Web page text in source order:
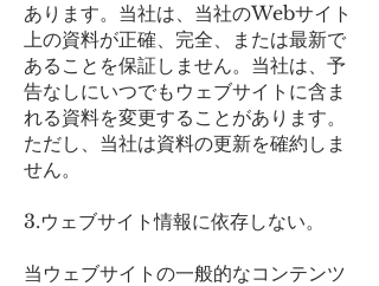
あります。当社は、当社のWebサイト
上の資料が正確、完全、または最新で
あることを保証しません。当社は、予
告なしにいつでもウェブサイトに含ま
れる資料を変更することがあります。
ただし、当社は資料の更新を確約しま
せん。
3.ウェブサイト情報に依存しない。
当ウェブサイトの一般的なコンテンツ